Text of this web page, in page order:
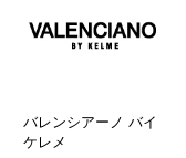
バレンシアーノ バイ
ケレメ